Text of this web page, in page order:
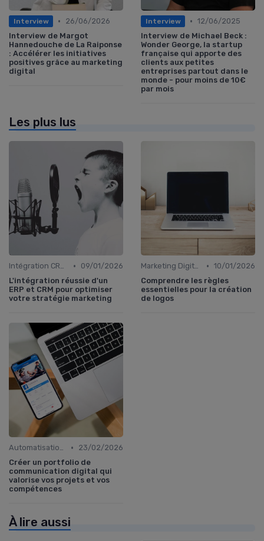
Interview •
26/06/2026
Interview de Margot
Hannedouche de La Raiponse
: Accélérer les initiatives
positives grâce au marketing
digital
Interview • 12/06/2025
Interview de Michael Beck :
Wonder George, la startup
française qui apporte des
clients aux petites
entreprises partout dans le
monde - pour moins de 10€
par mois
Les plus lus
Intégration CRM et Marketing •
09/01/2026
L'intégration réussie d'un
ERP et CRM pour optimiser
votre stratégie marketing
Marketing Digital et Réglementations • 10/01/2026
Comprendre les règles
essentielles pour la création
de logos
Automatisation du Marketing •
23/02/2026
Créer un portfolio de
communication digital qui
valorise vos projets et vos
compétences
À lire aussi